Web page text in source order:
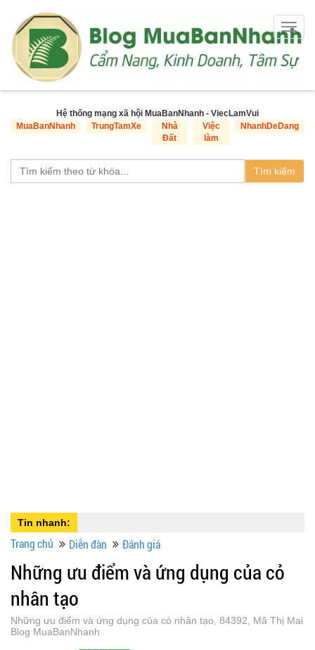
Hệ thống mạng xã hội MuaBanNhanh - ViecLamVui
MuaBanNhanh
TrungTamXe
Nhà
Đất
Việc
làm
NhanhDeDang
Tìm kiếm
Tin nhanh:
Trang chủ Diễn đàn Đánh giá
Những ưu điểm và ứng dụng của cỏ
nhân tạo
Những ưu điểm và ứng dụng của cỏ nhân tạo, 84392, Mã Thị Mai
Blog MuaBanNhanh